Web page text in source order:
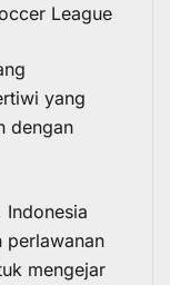
League
yang
dengan
Indonesia
perlawanan
mengejar